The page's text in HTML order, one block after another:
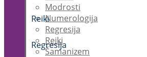
Reiki
Regresija
Modrosti
Numerologija
Regresija
Reiki
Šamanizem